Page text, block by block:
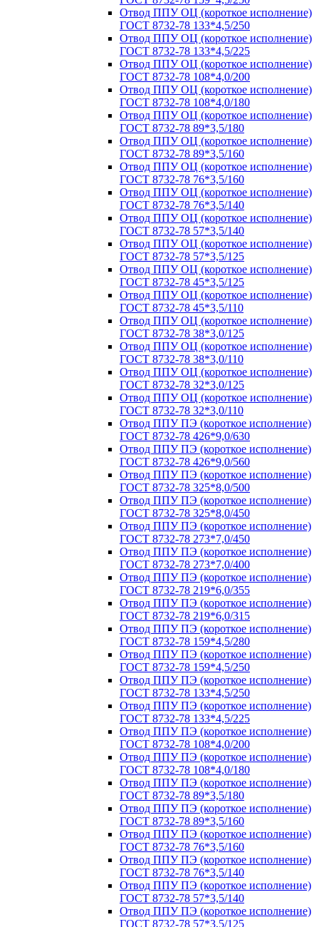
Отвод ППУ ОЦ (короткое исполнение)
ГОСТ 8732-78 133*4,5/250
Отвод ППУ ОЦ (короткое исполнение)
ГОСТ 8732-78 133*4,5/225
Отвод ППУ ОЦ (короткое исполнение)
ГОСТ 8732-78 108*4,0/200
Отвод ППУ ОЦ (короткое исполнение)
ГОСТ 8732-78 108*4,0/180
Отвод ППУ ОЦ (короткое исполнение)
ГОСТ 8732-78 89*3,5/180
Отвод ППУ ОЦ (короткое исполнение)
ГОСТ 8732-78 89*3,5/160
Отвод ППУ ОЦ (короткое исполнение)
ГОСТ 8732-78 76*3,5/160
Отвод ППУ ОЦ (короткое исполнение)
ГОСТ 8732-78 76*3,5/140
Отвод ППУ ОЦ (короткое исполнение)
ГОСТ 8732-78 57*3,5/140
Отвод ППУ ОЦ (короткое исполнение)
ГОСТ 8732-78 57*3,5/125
Отвод ППУ ОЦ (короткое исполнение)
ГОСТ 8732-78 45*3,5/125
Отвод ППУ ОЦ (короткое исполнение)
ГОСТ 8732-78 45*3,5/110
Отвод ППУ ОЦ (короткое исполнение)
ГОСТ 8732-78 38*3,0/125
Отвод ППУ ОЦ (короткое исполнение)
ГОСТ 8732-78 38*3,0/110
Отвод ППУ ОЦ (короткое исполнение)
ГОСТ 8732-78 32*3,0/125
Отвод ППУ ОЦ (короткое исполнение)
ГОСТ 8732-78 32*3,0/110
Отвод ППУ ПЭ (короткое исполнение)
ГОСТ 8732-78 426*9,0/630
Отвод ППУ ПЭ (короткое исполнение)
ГОСТ 8732-78 426*9,0/560
Отвод ППУ ПЭ (короткое исполнение)
ГОСТ 8732-78 325*8,0/500
Отвод ППУ ПЭ (короткое исполнение)
ГОСТ 8732-78 325*8,0/450
Отвод ППУ ПЭ (короткое исполнение)
ГОСТ 8732-78 273*7,0/450
Отвод ППУ ПЭ (короткое исполнение)
ГОСТ 8732-78 273*7,0/400
Отвод ППУ ПЭ (короткое исполнение)
ГОСТ 8732-78 219*6,0/355
Отвод ППУ ПЭ (короткое исполнение)
ГОСТ 8732-78 219*6,0/315
Отвод ППУ ПЭ (короткое исполнение)
ГОСТ 8732-78 159*4,5/280
Отвод ППУ ПЭ (короткое исполнение)
ГОСТ 8732-78 159*4,5/250
Отвод ППУ ПЭ (короткое исполнение)
ГОСТ 8732-78 133*4,5/250
Отвод ППУ ПЭ (короткое исполнение)
ГОСТ 8732-78 133*4,5/225
Отвод ППУ ПЭ (короткое исполнение)
ГОСТ 8732-78 108*4,0/200
Отвод ППУ ПЭ (короткое исполнение)
ГОСТ 8732-78 108*4,0/180
Отвод ППУ ПЭ (короткое исполнение)
ГОСТ 8732-78 89*3,5/180
Отвод ППУ ПЭ (короткое исполнение)
ГОСТ 8732-78 89*3,5/160
Отвод ППУ ПЭ (короткое исполнение)
ГОСТ 8732-78 76*3,5/160
Отвод ППУ ПЭ (короткое исполнение)
ГОСТ 8732-78 76*3,5/140
Отвод ППУ ПЭ (короткое исполнение)
ГОСТ 8732-78 57*3,5/140
Отвод ППУ ПЭ (короткое исполнение)
ГОСТ 8732-78 57*3,5/125